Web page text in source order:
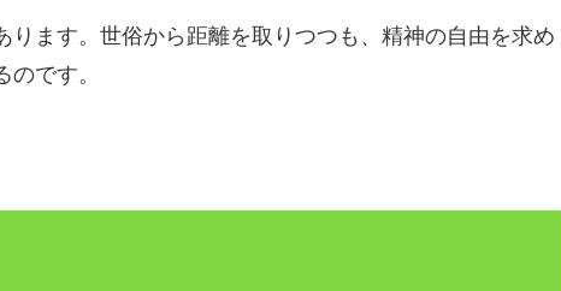
ります。世俗から距離を取りつつも、精神の自由を求め
です。